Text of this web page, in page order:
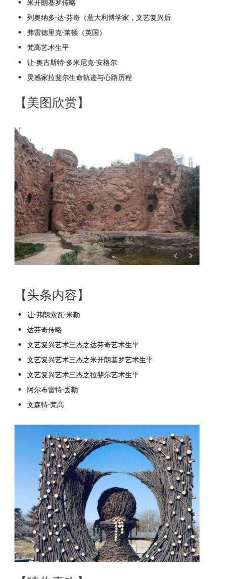
米开朗基罗传略
列奥纳多·达·芬奇（意大利博学家，文艺复兴后
弗雷德里克·莱顿（英国）
梵高艺术生平
让·奥古斯特·多米尼克·安格尔
灵感家拉斐尔生命轨迹与心路历程
【美图欣赏】
【头条内容】
让·弗朗索瓦·米勒
达芬奇传略
文艺复兴艺术三杰之达芬奇艺术生平
文艺复兴艺术三杰之米开朗基罗艺术生平
文艺复兴艺术三杰之拉斐尔艺术生平
阿尔布雷特·丢勒
文森特·梵高